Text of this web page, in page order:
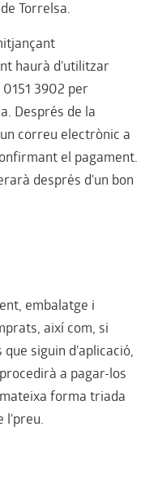
Torrelsa.
haurà d'utilitzar
3902 per
Després de la
correu electrònic a
el pagament.
després d'un bon
embalatge i
així com, si
siguin d'aplicació,
a pagar-los
forma triada
l'preu.